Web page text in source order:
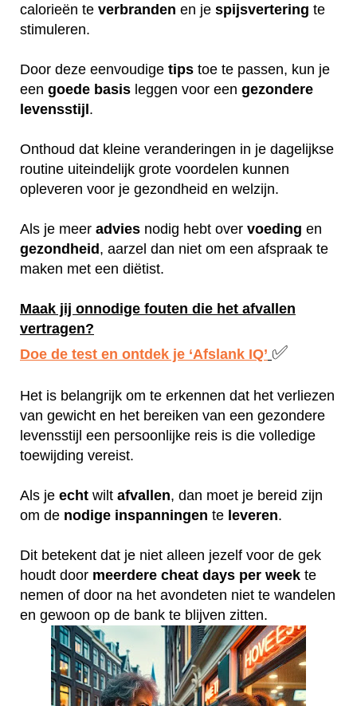
calorieën te verbranden en je spijsvertering te
stimuleren.
Door deze eenvoudige tips toe te passen, kun je
een goede basis leggen voor een gezondere
levensstijl.
Onthoud dat kleine veranderingen in je dagelijkse
routine uiteindelijk grote voordelen kunnen
opleveren voor je gezondheid en welzijn.
Als je meer advies nodig hebt over voeding en
gezondheid, aarzel dan niet om een afspraak te
maken met een diëtist.
Maak jij onnodige fouten die het afvallen
vertragen?
Doe de test en ontdek je ‘Afslank IQ’ ✅
Het is belangrijk om te erkennen dat het verliezen
van gewicht en het bereiken van een gezondere
levensstijl een persoonlijke reis is die volledige
toewijding vereist.
Als je echt wilt afvallen, dan moet je bereid zijn
om de nodige inspanningen te leveren.
Dit betekent dat je niet alleen jezelf voor de gek
houdt door meerdere cheat days per week te
nemen of door na het avondeten niet te wandelen
en gewoon op de bank te blijven zitten.